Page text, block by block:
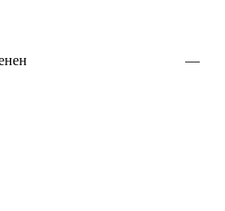
—